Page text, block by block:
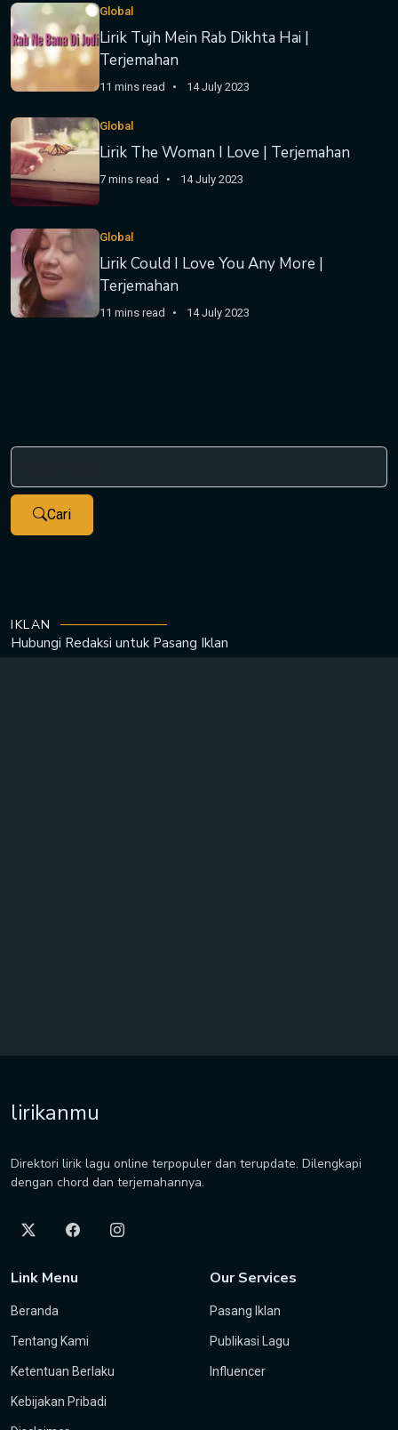
Global
Lirik Tujh Mein Rab Dikhta Hai |
Terjemahan
11 mins read 14 July 2023
Global
Lirik The Woman I Love | Terjemahan
7 mins read 14 July 2023
Global
Lirik Could I Love You Any More |
Terjemahan
11 mins read 14 July 2023
Cari
IKLAN
Hubungi Redaksi untuk Pasang Iklan
lirikanmu
Direktori lirik lagu online terpopuler dan terupdate. Dilengkapi
dengan chord dan terjemahannya.
Link Menu
Beranda
Tentang Kami
Ketentuan Berlaku
Kebijakan Pribadi
Our Services
Pasang Iklan
Publikasi Lagu
Influencer